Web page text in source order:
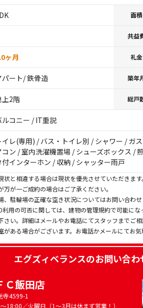
面積
共益
ヶ月 礼金
パート/ 鉄骨造 築年
上2階 総戸
ルコニー / IT重説
イレ(専用) / バス・トイレ別 / シャワー / ガ
コン / 室内洗濯機置場 / シューズボックス /
付インターホン / 収納 / シャッター雨戸
と相違する場合は現状を優先させていただきます。
が一ご成約の場合はご了承ください。
駐輪場の正確な空き状況についてはお問い合わせ
用の可否に関しては、建物の管理規約で可能に
さい。詳細はメールやお電話にてスタッフまでご相
ある場合がございます。お電話かメールにてお気
エグズィベランスのお問い合
Ｃ飯田店
寺4599-1
18:00／火曜日（1～3月は休まず営業！）